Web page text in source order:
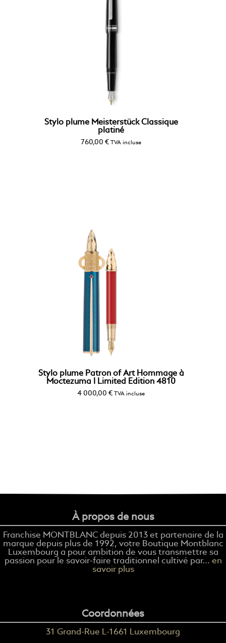
Stylo plume Meisterstück Classique
platiné
760,00 € TVA incluse
Stylo plume Patron of Art Hommage à
Moctezuma I Limited Edition 4810
4 000,00 € TVA incluse
À propos de nous
Franchise MONTBLANC depuis 2013 et partenaire de la
marque depuis plus de 1992, votre Boutique Montblanc
Luxembourg a pour ambition de vous transmettre sa
passion pour le savoir-faire traditionnel cultivé par... en
savoir plus
Coordonnées
31 Grand-Rue L-1661 Luxembourg